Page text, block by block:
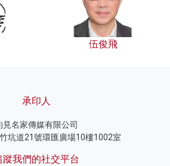
伍俊飛
承印人
見名家傳媒有限公司
坑道21號環匯廣場10樓1002室
蹤我們的社交平台